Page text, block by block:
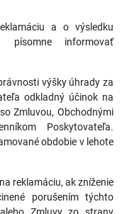
a o výsledku
písomne informovať
výšky úhrady za
odkladný účinok na
Zmluvou, Obchodnými
Poskytovateľa.
obdobie v lehote
reklamáciu, ak zníženie
porušením týchto